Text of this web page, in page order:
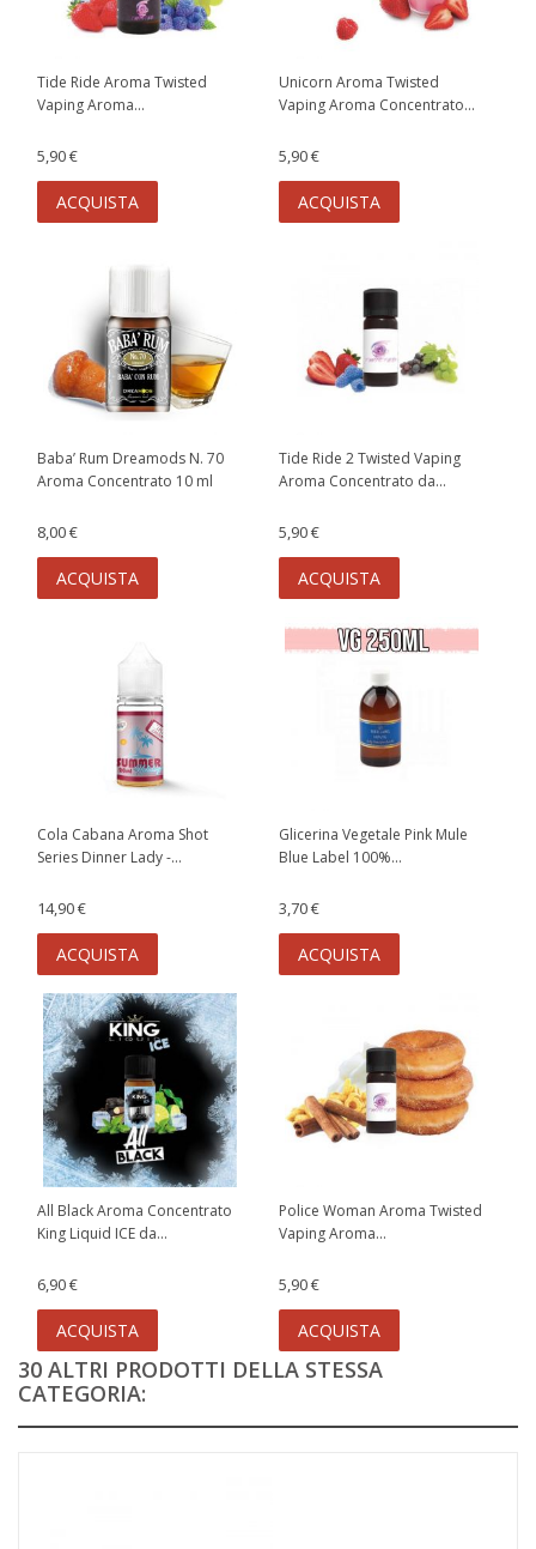
Tide Ride Aroma Twisted
Vaping Aroma...
5,90 €
ACQUISTA
Unicorn Aroma Twisted
Vaping Aroma Concentrato...
5,90 €
ACQUISTA
Baba’ Rum Dreamods N. 70
Aroma Concentrato 10 ml
8,00 €
ACQUISTA
Tide Ride 2 Twisted Vaping
Aroma Concentrato da...
5,90 €
ACQUISTA
Cola Cabana Aroma Shot
Series Dinner Lady -...
14,90 €
ACQUISTA
Glicerina Vegetale Pink Mule
Blue Label 100%...
3,70 €
ACQUISTA
All Black Aroma Concentrato
King Liquid ICE da...
6,90 €
ACQUISTA
Police Woman Aroma Twisted
Vaping Aroma...
5,90 €
ACQUISTA
30 ALTRI PRODOTTI DELLA STESSA
CATEGORIA: